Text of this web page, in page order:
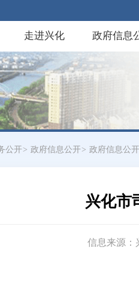
走进兴化 政府信息
公开> 政府信息公开> 政府信息公
兴化市
信息来源：